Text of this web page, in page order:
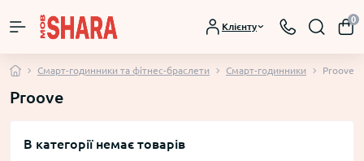
Клієнту
0
Смарт-годинники та фітнес-браслети Смарт-годинники Proove
Proove
В категорії немає товарів